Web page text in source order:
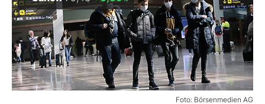
Experten
Mein B:O
Mein Konto
Foto: Börsenmedien AG